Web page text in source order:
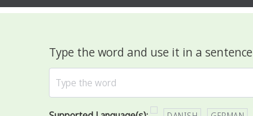
Type the word and use it in a sentence